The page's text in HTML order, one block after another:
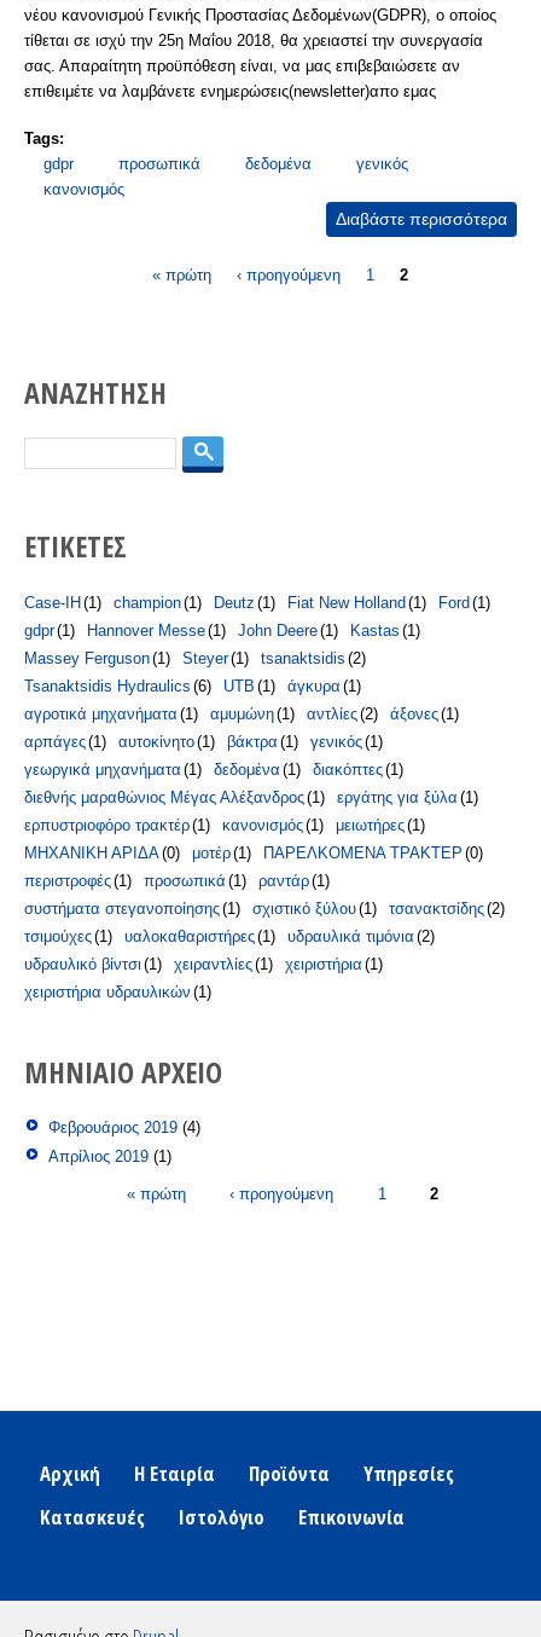
νέου κανονισμού Γενικής Προστασίας Δεδομένων(GDPR), ο οποίος
τίθεται σε ισχύ την 25η Μαΐου 2018, θα χρειαστεί την συνεργασία
σας. Απαραίτητη προϋπόθεση είναι, να μας επιβεβαιώσετε αν
επιθειμέτε να λαμβάνετε ενημερώσεις(newsletter)απο εμας
Tags:
gdpr
προσωπικά δεδομένα
γενικός
κανονισμός
Διαβάστε περισσότερα
« πρώτη ‹ προηγούμενη 1 2
ΑΝΑΖΗΤΗΣΗ
ΕΤΙΚΕΤΕΣ
Case-IH(1) champion(1) Deutz (1) Fiat New Holland(1) Ford(1)
gdpr(1) Hannover Messe(1) John Deere(1) Kastas (1)
Massey Ferguson(1) Steyer(1) tsanaktsidis (2)
Tsanaktsidis Hydraulics (6) UTB (1) άγκυρα (1)
αγροτικά μηχανήματα (1) αμυμώνη(1) αντλίες(2) άξονες(1)
αρπάγες(1) αυτοκίνητο(1) βάκτρα (1) γενικός(1)
γεωργικά μηχανήματα (1) δεδομένα (1) διακόπτες(1)
διεθνής μαραθώνιος Μέγας Αλέξανδρος(1) εργάτης για ξύλα (1)
ερπυστριοφόρο τρακτέρ(1) κανονισμός(1) μειωτήρες(1)
ΜΗΧΑΝΙΚΗ ΑΡΙΔΑ(0) μοτέρ(1) ΠΑΡΕΛΚΟΜΕΝΑ ΤΡΑΚΤΕΡ (0)
περιστροφές(1) προσωπικά (1) ραντάρ(1)
συστήματα στεγανοποίησης(1) σχιστικό ξύλου(1) τσανακτσίδης(2)
τσιμούχες(1) υαλοκαθαριστήρες(1) υδραυλικά τιμόνια (2)
υδραυλικό βίντσι (1) χειραντλίες(1) χειριστήρια (1)
χειριστήρια υδραυλικών (1)
ΜΗΝΙΑΊΟ ΑΡΧΕΊΟ
Φεβρουάριος 2019(4)
Απρίλιος 2019(1)
« πρώτη ‹ προηγούμενη 1 2
Αρχική Η Εταιρία Προϊόντα
Υπηρεσίες
Κατασκευές
Ιστολόγιο Επικοινωνία